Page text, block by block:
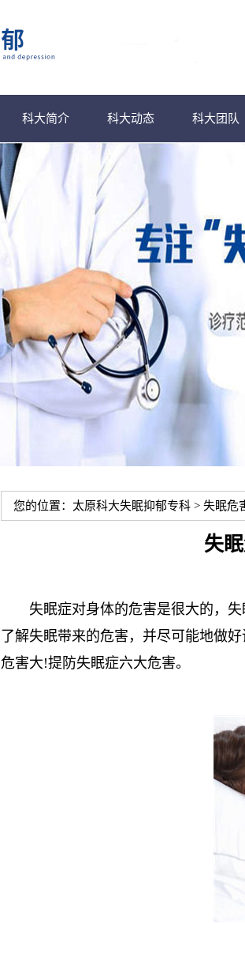
科大简介 科大动态 科大团队
您的位置： 太原科大失眠抑郁专科 > 失眠危
失
失眠症对身体的危害是很大的，
了解失眠带来的危害，并尽可能地做
危害大!提防失眠症六大危害。